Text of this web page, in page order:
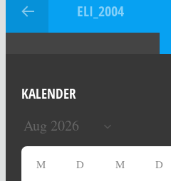
ELI_2004
KALENDER
M D M D